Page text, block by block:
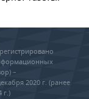
–
2020 г. (ранее
г.)